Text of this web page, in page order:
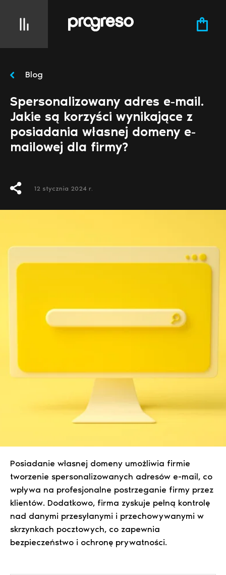
Blog
Spersonalizowany adres e-mail.
Jakie są korzyści wynikające z
posiadania własnej domeny e-
mailowej dla firmy?
12 stycznia 2024 r.
Posiadanie własnej domeny umożliwia firmie
tworzenie spersonalizowanych adresów e-mail, co
wpływa na profesjonalne postrzeganie firmy przez
klientów. Dodatkowo, firma zyskuje pełną kontrolę
nad danymi przesyłanymi i przechowywanymi w
skrzynkach pocztowych, co zapewnia
bezpieczeństwo i ochronę prywatności.